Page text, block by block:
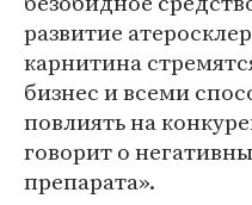
развитие
карнитина
бизнес и всеми
повлиять на
говорит о
препарата».